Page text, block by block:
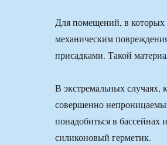
Для помещений, в которых
механическим
присадками. Такой
В экстремальных случаях,
совершенно
понадобиться в
силиконовый герметик.